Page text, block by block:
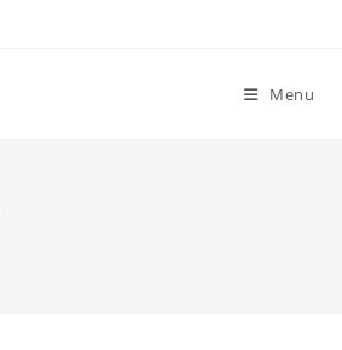
Menu